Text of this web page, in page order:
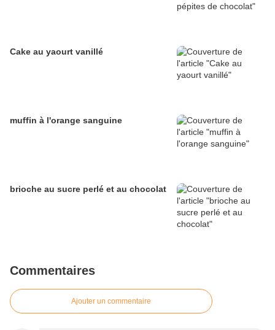
Cake au yaourt vanillé
muffin à l'orange sanguine
brioche au sucre perlé et au chocolat
Commentaires
Ajouter un commentaire